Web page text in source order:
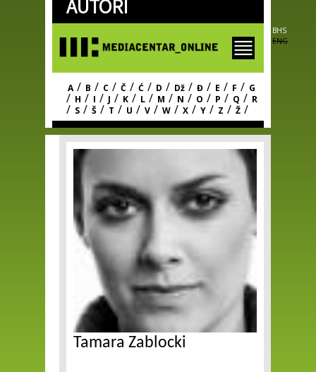
Skip to
main
AUTORI
BHS
ENG
A / B / C / Č / Ć / D / Dž / Đ / E / F / G
/ H / I / J / K / L / M / N / O / P / Q / R
/ S / Š / T / U / V / W / X / Y / Z / Ž /
Tamara Zablocki